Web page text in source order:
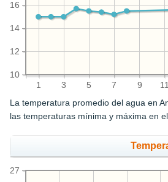
1 3 5 7 9 11
10
12
14
16
La temperatura promedio del agua en
las temperaturas mínima y máxima en
27